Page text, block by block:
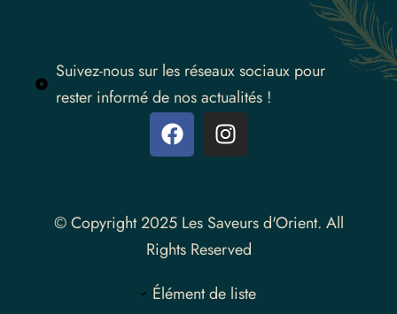
Suivez-nous sur les réseaux sociaux pour
rester informé de nos actualités !
© Copyright 2025 Les Saveurs d'Orient. All
Rights Reserved
Élément de liste
Instagram